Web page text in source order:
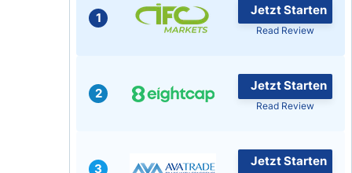
1
Jetzt Starten
Read Review
2
Jetzt Starten
Read Review
3
Jetzt Starten